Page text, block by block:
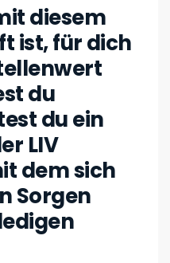
diesem
ist, für dich
du
du ein
LIV
dem sich
Sorgen